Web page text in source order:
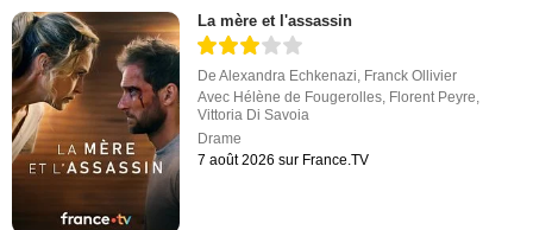
La mère et l'assassin
DeAlexandra Echkenazi Franck Ollivier
Avec Hélène de Fougerolles Florent Peyre
Vittoria Di Savoia
Drame
7 août 2026 sur France.TV